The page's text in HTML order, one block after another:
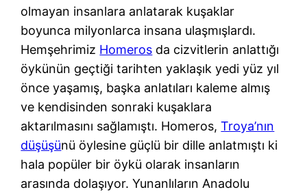
olmayan insanlara anlatarak kuşaklar
boyunca milyonlarca insana ulaşmışlardı.
Hemşehrimiz Homeros da cizvitlerin anlattığı
öykünün geçtiği tarihten yaklaşık yedi yüz yıl
önce yaşamış, başka anlatıları kaleme almış
ve kendisinden sonraki kuşaklara
aktarılmasını sağlamıştı. Homeros,Troya’nın
düşüşünü öylesine güçlü bir dille anlatmıştı ki
hala popüler bir öykü olarak insanların
arasında dolaşıyor. Yunanlıların Anadolu